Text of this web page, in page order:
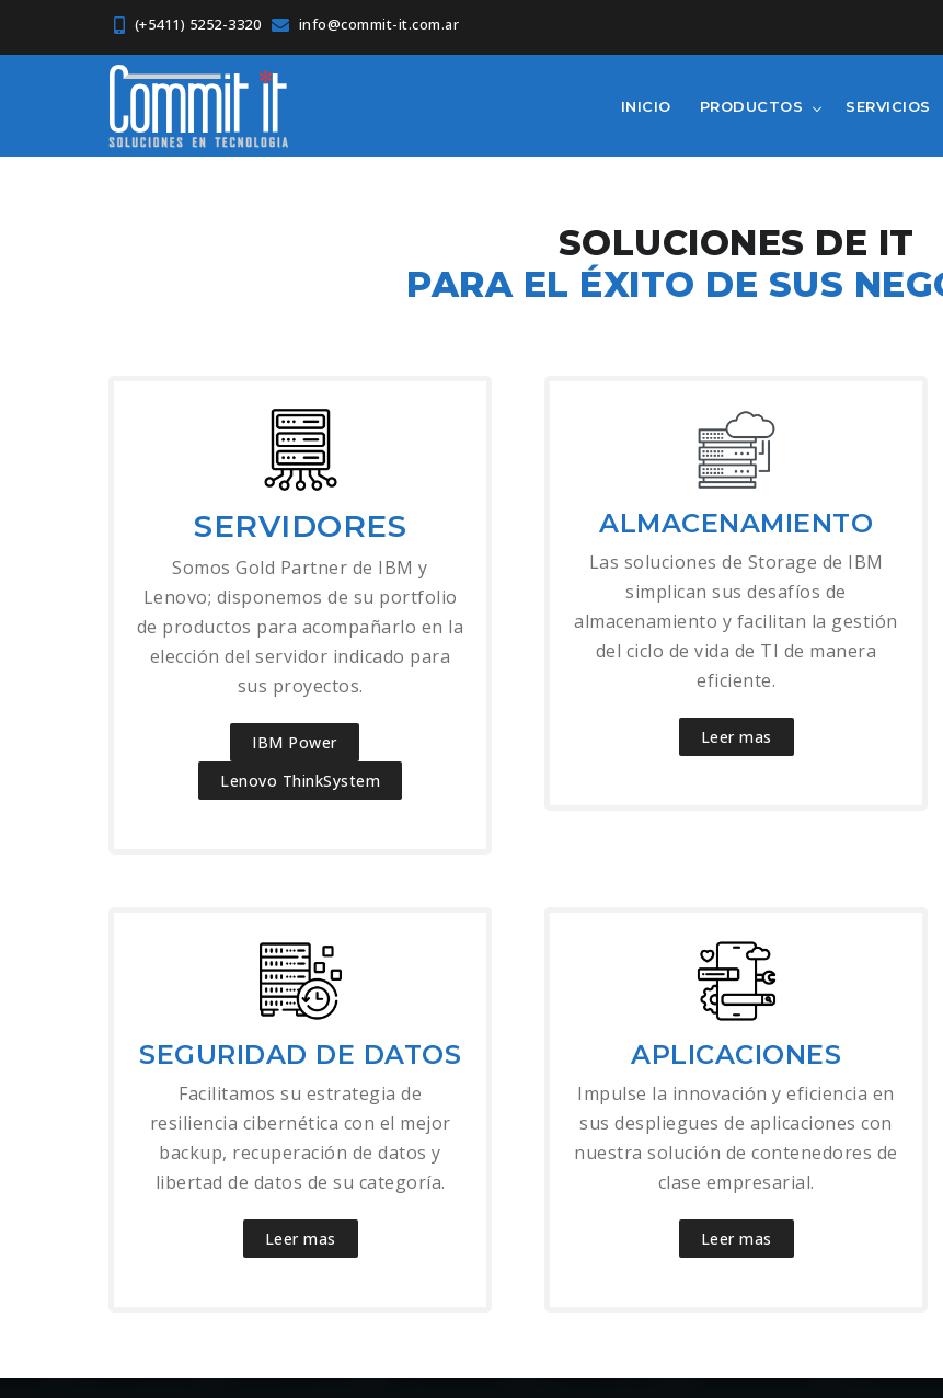
(+5411) 5252-3320 info@commit-it.com.ar
INICIO PRODUCTOS SERVICIOS
SOLUCIONES DE IT
PARA EL ÉXITO DE SUS
SERVIDORES
Somos Gold Partner de IBM y
Lenovo; disponemos de su portfolio
de productos para acompañarlo en la
elección del servidor indicado para
sus proyectos.
IBM Power
Lenovo ThinkSystem
ALMACENAMIENTO
Las soluciones de Storage de IBM
simplican sus desafíos de
almacenamiento y facilitan la gestión
del ciclo de vida de TI de manera
eficiente.
Leer mas
SEGURIDAD DE DATOS
Facilitamos su estrategia de
resiliencia cibernética con el mejor
backup, recuperación de datos y
libertad de datos de su categoría.
Leer mas
APLICACIONES
Impulse la innovación y eficiencia en
sus despliegues de aplicaciones con
nuestra solución de contenedores de
clase empresarial.
Leer mas